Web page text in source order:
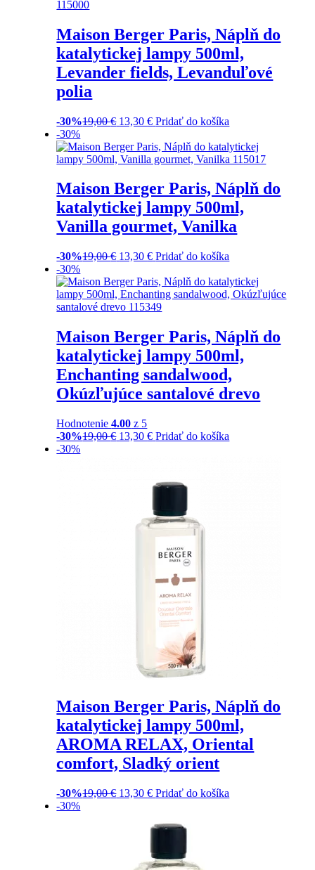
Maison Berger Paris, Náplň do
katalytickej lampy 500ml,
Levander fields, Levanduľové
polia
-30%19,00€ 13,30€ Pridať do košíka
-30%
Maison Berger Paris, Náplň do
katalytickej lampy 500ml,
Vanilla gourmet, Vanilka
-30%19,00€ 13,30€ Pridať do košíka
-30%
Maison Berger Paris, Náplň do
katalytickej lampy 500ml,
Enchanting sandalwood,
Okúzľujúce santalové drevo
Hodnotenie4.00 z 5
-30%19,00€ 13,30€ Pridať do košíka
-30%
Maison Berger Paris, Náplň do
katalytickej lampy 500ml,
AROMA RELAX, Oriental
comfort, Sladký orient
-30%19,00€ 13,30€ Pridať do košíka
-30%